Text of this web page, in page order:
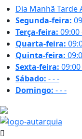
Dia Manhã Tarde
Segunda-feira:
Terça-feira: 09:00
Quarta-feira:
Quinta-feira:
Sexta-feira:
Sábado: ---
Domingo: ---